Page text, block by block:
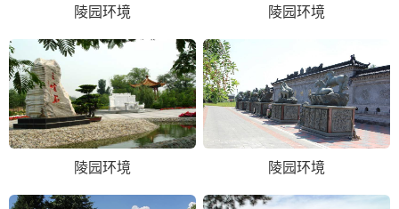
陵园环境 陵园环境
陵园环境 陵园环境